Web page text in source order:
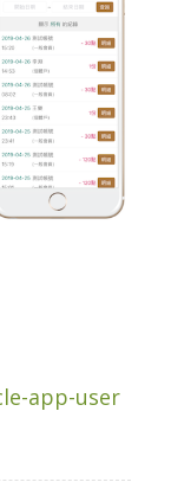
app-user